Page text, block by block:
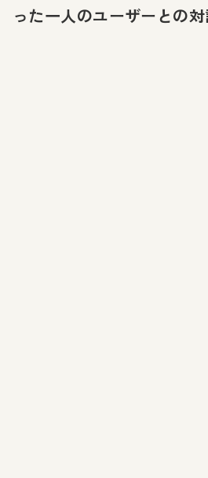
った一人のユーザーとの